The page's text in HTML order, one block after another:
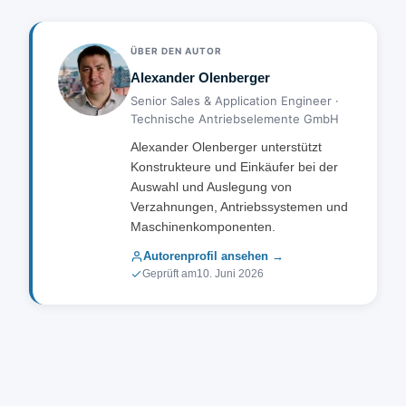
rechtfertigen oder das Bauteil in eine bestehende
Maschine integriert werden muss. TEA fertigt
Sonderverzahnungen als Einzelstück bis Kleinserie.
Messmaschinentechnik und Robotik fordern manchmal
3–4. Höhere Qualität bedeutet engere
Fertigungstoleranzen und steigert die Kosten
überproportional – nur so genau auslegen wie nötig.
ÜBER DEN AUTOR
Alexander Olenberger
Senior Sales & Application Engineer ·
Technische Antriebselemente GmbH
Alexander Olenberger unterstützt
Konstrukteure und Einkäufer bei der
Auswahl und Auslegung von
Verzahnungen, Antriebssystemen und
Maschinenkomponenten.
Autorenprofil ansehen →
Geprüft am10. Juni 2026